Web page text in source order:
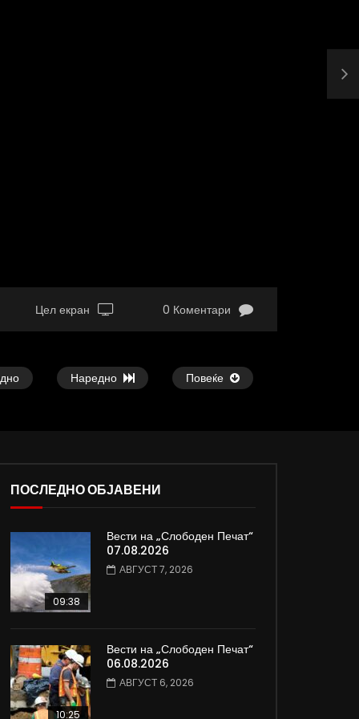
Цел екран 0 Коментари
Наредно Повеќе
Атовска од Киев, Украина: Нема
изгледи за брзо завршување на
војната
ДАМЈАН ВАРОШЛИЈА
ЈУНИ 30, 2022
ПОСЛЕДНО ОБЈАВЕНИ
09:38
Вести на „Слободен Печат“
07.08.2026
АВГУСТ 7, 2026
10:25
Вести на „Слободен Печат“
06.08.2026
АВГУСТ 6, 2026